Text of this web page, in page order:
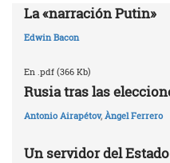
La «narración Putin»
Edwin Bacon
En .pdf (366 Kb)
Rusia tras las
Antonio Airapétov, Àngel Ferrero
Un servidor del